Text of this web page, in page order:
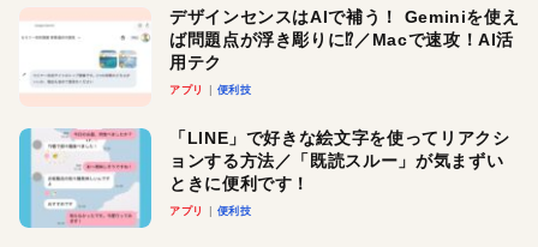
デザインセンスはAIで補う！ Geminiを使え
ば問題点が浮き彫りに⁉︎／Macで速攻！AI活
用テク
アプリ 便利技
「LINE」で好きな絵文字を使ってリアクシ
ョンする方法／「既読スルー」が気まずい
ときに便利です！
アプリ 便利技